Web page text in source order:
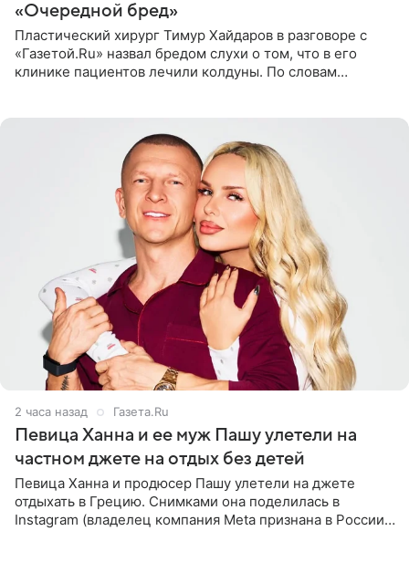
«Очередной бред»
Пластический хирург Тимур Хайдаров в разговоре с
«Газетой.Ru» назвал бредом слухи о том, что в его
клинике пациентов лечили колдуны. По словам
2 часа назад Газета.Ru
Певица Ханна и ее муж Пашу улетели на
частном джете на отдых без детей
Певица Ханна и продюсер Пашу улетели на джете
отдыхать в Грецию. Снимками она поделилась в
Instagram (владелец компания Meta признана в России